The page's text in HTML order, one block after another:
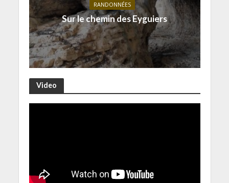
RANDONNÉES
Sur le chemin des Eyguiers
Video